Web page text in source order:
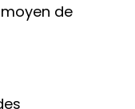
de